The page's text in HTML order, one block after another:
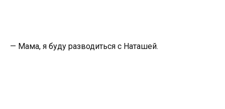
— Мама, я буду разводиться с Наташей.